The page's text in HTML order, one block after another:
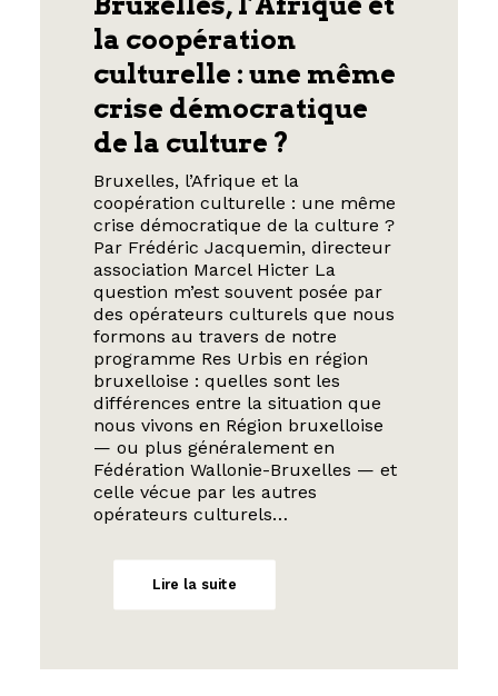
la coopération
culturelle : une même
crise démocratique
de la culture ?
Bruxelles, l’Afrique et la
coopération culturelle : une même
crise démocratique de la culture ?
Par Frédéric Jacquemin, directeur
association Marcel Hicter La
question m’est souvent posée par
des opérateurs culturels que nous
formons au travers de notre
programme Res Urbis en région
bruxelloise : quelles sont les
différences entre la situation que
nous vivons en Région bruxelloise
— ou plus généralement en
Fédération Wallonie-Bruxelles — et
celle vécue par les autres
opérateurs culturels…
Lire la suite